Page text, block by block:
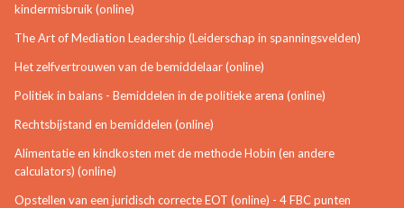
kindermisbruik (online)
The Art of Mediation Leadership (Leiderschap in spanningsvelden)
Het zelfvertrouwen van de bemiddelaar (online)
Politiek in balans - Bemiddelen in de politieke arena (online)
Rechtsbijstand en bemiddelen (online)
Alimentatie en kindkosten met de methode Hobin (en andere
calculators) (online)
Opstellen van een juridisch correcte EOT (online) - 4 FBC punten